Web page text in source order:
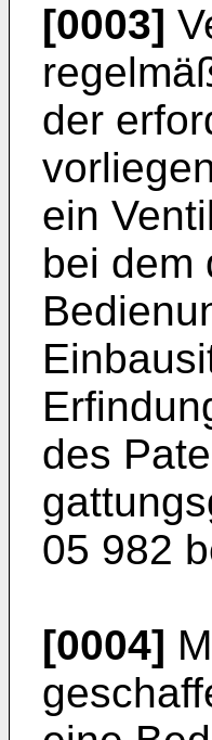
[0003]
der
ein
bei dem
des
05 982
[0004]